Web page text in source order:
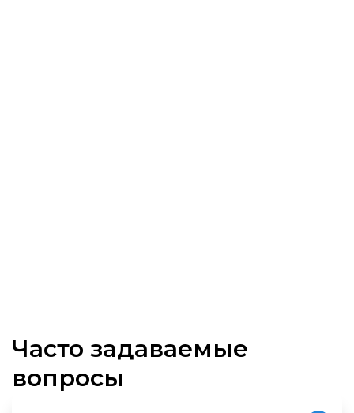
Часто задаваемые
вопросы